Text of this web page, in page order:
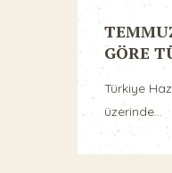
GÖRE
Türkiye
üzerinde...